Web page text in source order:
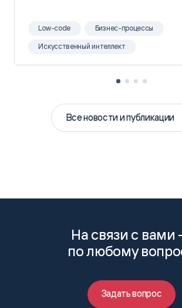
Low-code Бизнес-процессы
Искусственный интеллект
Все новости и публикации
На связи с вами
по любому
Задать вопрос